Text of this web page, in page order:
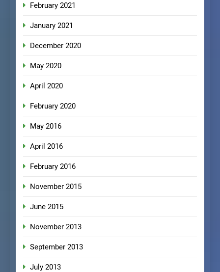
February 2021
January 2021
December 2020
May 2020
April 2020
February 2020
May 2016
April 2016
February 2016
November 2015
June 2015
November 2013
September 2013
July 2013